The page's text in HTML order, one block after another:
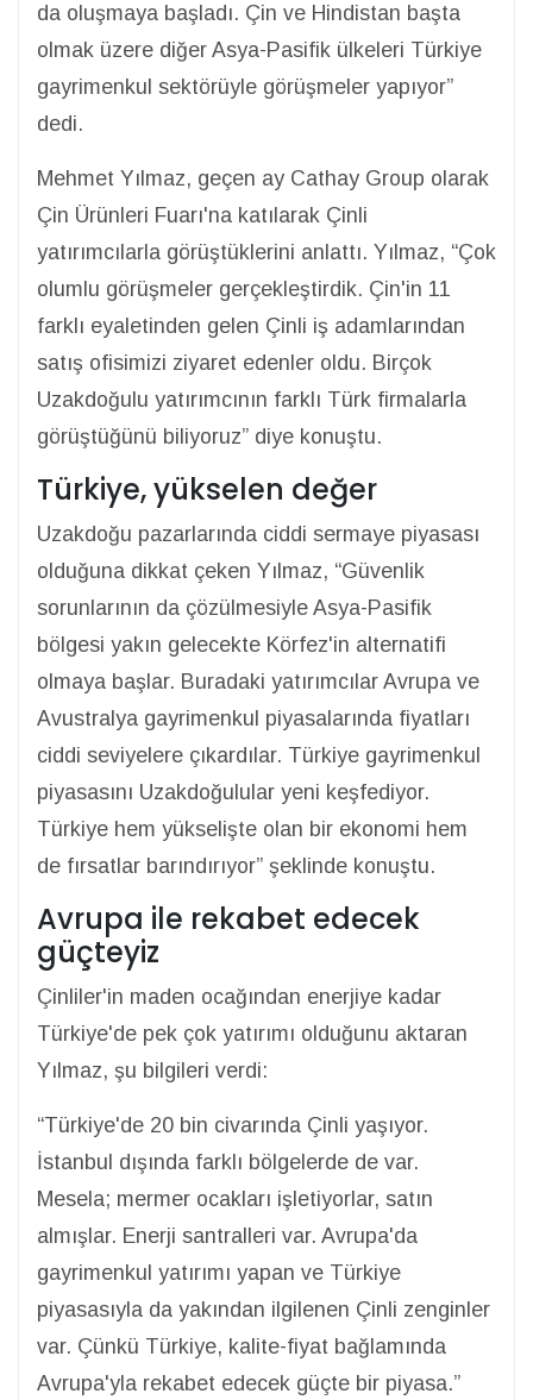
da oluşmaya başladı. Çin ve Hindistan başta
olmak üzere diğer Asya-Pasifik ülkeleri Türkiye
gayrimenkul sektörüyle görüşmeler yapıyor”
dedi.
Mehmet Yılmaz, geçen ay Cathay Group olarak
Çin Ürünleri Fuarı'na katılarak Çinli
yatırımcılarla görüştüklerini anlattı. Yılmaz, “Çok
olumlu görüşmeler gerçekleştirdik. Çin'in 11
farklı eyaletinden gelen Çinli iş adamlarından
satış ofisimizi ziyaret edenler oldu. Birçok
Uzakdoğulu yatırımcının farklı Türk firmalarla
görüştüğünü biliyoruz” diye konuştu.
Türkiye, yükselen değer
Uzakdoğu pazarlarında ciddi sermaye piyasası
olduğuna dikkat çeken Yılmaz, “Güvenlik
sorunlarının da çözülmesiyle Asya-Pasifik
bölgesi yakın gelecekte Körfez'in alternatifi
olmaya başlar. Buradaki yatırımcılar Avrupa ve
Avustralya gayrimenkul piyasalarında fiyatları
ciddi seviyelere çıkardılar. Türkiye gayrimenkul
piyasasını Uzakdoğulular yeni keşfediyor.
Türkiye hem yükselişte olan bir ekonomi hem
de fırsatlar barındırıyor” şeklinde konuştu.
Avrupa ile rekabet edecek
güçteyiz
Çinliler'in maden ocağından enerjiye kadar
Türkiye'de pek çok yatırımı olduğunu aktaran
Yılmaz, şu bilgileri verdi:
“Türkiye'de 20 bin civarında Çinli yaşıyor.
İstanbul dışında farklı bölgelerde de var.
Mesela; mermer ocakları işletiyorlar, satın
almışlar. Enerji santralleri var. Avrupa'da
gayrimenkul yatırımı yapan ve Türkiye
piyasasıyla da yakından ilgilenen Çinli zenginler
var. Çünkü Türkiye, kalite-fiyat bağlamında
Avrupa'yla rekabet edecek güçte bir piyasa.”